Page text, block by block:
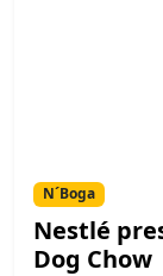
N´Boga
Nestlé
Dog Chow